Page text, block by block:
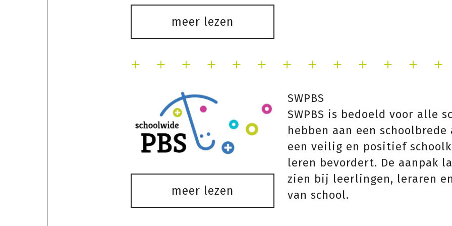
meer lezen
meer lezen
SWPBS
SWPBS is bedoeld voor alle
hebben aan een schoolbrede
een veilig en positief
leren bevordert. De aanpak
zien bij leerlingen, leraren
van school.